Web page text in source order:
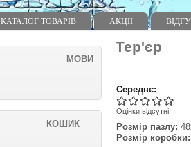
КАТАЛОГ ТОВАРІВ АКЦІЇ
Тер'єр
Середнє:
Оцінки відсутні
Розмір пазлу:
Розмір коробки:
МОВИ
КОШИК